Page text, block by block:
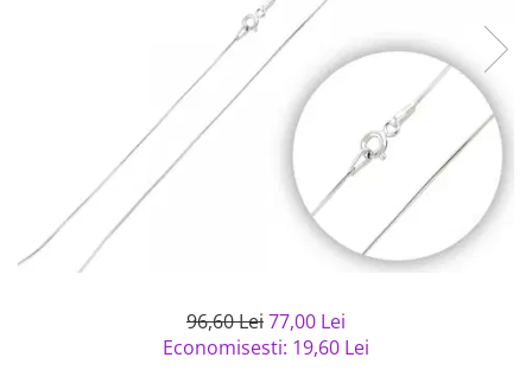
Bijuterii argint placat cu aur
Bijuterii argint cu diverse
Bijuterii argint cu murano
Bijuterii Handmade
Bijuterii fantezie
Casete si cutii de bijuterii
Bijuterii tungsten
Accesorii Piele
Solutii si lavete de curatare
96,60 Lei77,00 Lei
Economisesti: 19,60 Lei